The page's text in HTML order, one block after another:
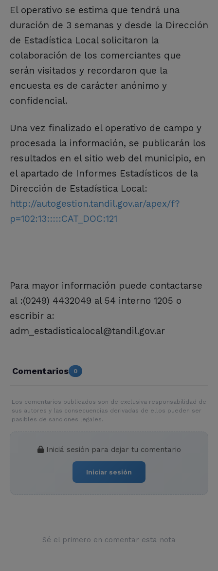
El operativo se estima que tendrá una
duración de 3 semanas y desde la Dirección
de Estadística Local solicitaron la
colaboración de los comerciantes que
serán visitados y recordaron que la
encuesta es de carácter anónimo y
confidencial.
Una vez finalizado el operativo de campo y
procesada la información, se publicarán los
resultados en el sitio web del municipio, en
el apartado de Informes Estadísticos de la
Dirección de Estadística Local:
http://autogestion.tandil.gov.ar/apex/f?
p=102:13:::::CAT_DOC:121
Para mayor información puede contactarse
al :(0249) 4432049 al 54 interno 1205 o
escribir a:
adm_estadisticalocal@tandil.gov.ar
Comentarios 0
Los comentarios publicados son de exclusiva responsabilidad de
sus autores y las consecuencias derivadas de ellos pueden ser
pasibles de sanciones legales.
Iniciá sesión para dejar tu comentario
Iniciar sesión
Sé el primero en comentar esta nota